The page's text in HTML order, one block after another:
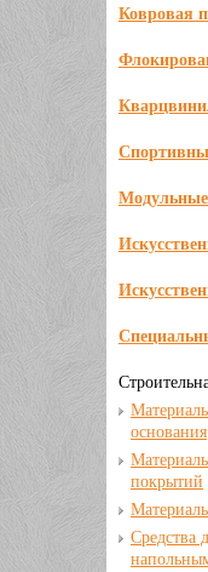
Ковровая
основания
покрытий
Средства